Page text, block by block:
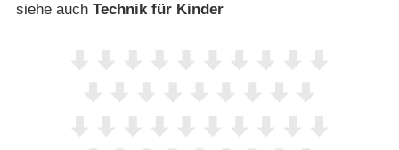
siehe auch Technik für Kinder